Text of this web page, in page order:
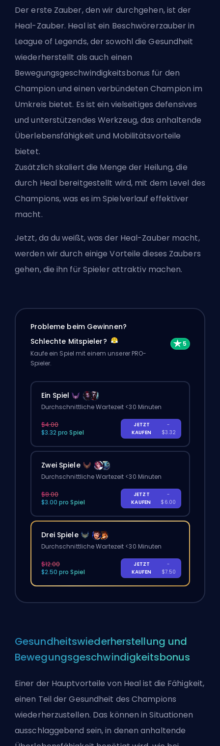
Der erste Zauber, den wir durchgehen, ist der
Heal-Zauber. Heal ist ein Beschwörerzauber in
League of Legends, der sowohl die Gesundheit
wiederherstellt als auch einen
Bewegungsgeschwindigkeitsbonus für den
Champion und einen verbündeten Champion im
Umkreis bietet. Es ist ein vielseitiges defensives
und unterstützendes Werkzeug, das anhaltende
Überlebensfähigkeit und Mobilitätsvorteile
bietet.
Zusätzlich skaliert die Menge der Heilung, die
durch Heal bereitgestellt wird, mit dem Level des
Champions, was es im Spielverlauf effektiver
macht.
Jetzt, da du weißt, was der Heal-Zauber macht,
werden wir durch einige Vorteile dieses Zaubers
gehen, die ihn für Spieler attraktiv machen.
Probleme beim Gewinnen?
Schlechte Mitspieler?
Kaufe ein Spiel mit einem unserer PRO-
Spieler.
Ein Spiel
Durchschnittliche Wartezeit <30 Minuten
$4.00
$3.32 pro Spiel
JETZT
KAUFEN
-
$3.32
Zwei Spiele
Durchschnittliche Wartezeit <30 Minuten
$8.00
$3.00 pro Spiel
JETZT
KAUFEN
-
$6.00
Drei Spiele
Durchschnittliche Wartezeit <30 Minuten
$12.00
$2.50 pro Spiel
JETZT
KAUFEN
-
$7.50
Gesundheitswiederherstellung und
Bewegungsgeschwindigkeitsbonus
Einer der Hauptvorteile von Heal ist die Fähigkeit,
einen Teil der Gesundheit des Champions
wiederherzustellen. Das können in Situationen
ausschlaggebend sein, in denen anhaltende